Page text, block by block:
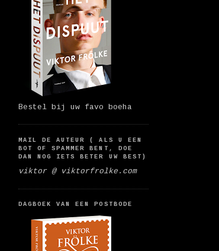
Bestel bij uw favo boeha
MAIL DE AUTEUR ( ALS U EEN
BOT OF SPAMMER BENT, DOE
DAN NOG IETS BETER UW BEST)
viktor @ viktorfrolke.com
DAGBOEK VAN EEN POSTBODE